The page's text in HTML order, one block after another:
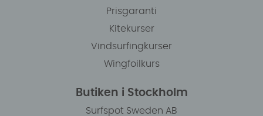
Prisgaranti
Kitekurser
Vindsurfingkurser
Wingfoilkurs
Butiken i Stockholm
Surfspot Sweden AB